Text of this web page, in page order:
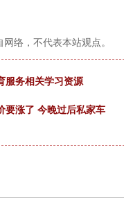
络，不代表本站观点。
服务相关学习资源
要涨了 今晚过后私家车